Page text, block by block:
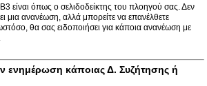
είναι όπως ο σελιδοδείκτης του πλοηγού σας. Δεν
μια ανανέωση, αλλά μπορείτε να επανέλθετε
θα σας ειδοποιήσει για κάποια ανανέωση με
ενημέρωση κάποιας Δ. Συζήτησης ή